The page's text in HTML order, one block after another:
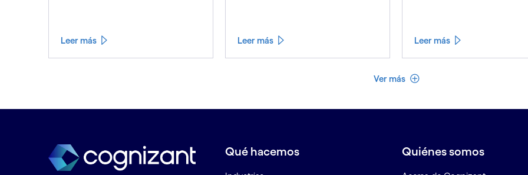
Leer más Leer más Leer más
Ver más Ver menos
Qué hacemos Quiénes somos